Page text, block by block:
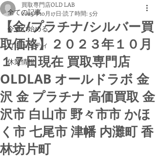
全ての記事
今すぐ始める
コミュニティ
休業情報
【金/プラチナ/シルバー買
取価格】２０２３年１０月
１７日現在 買取専門店
OLDLAB オールドラボ 金
沢 金 プラチナ 高価買取 金
沢市 白山市 野々市市 かほ
く市 七尾市 津幡 内灘町 香
林坊片町
買取専門店OLD LAB
2023年10月17日 読了時間: 5分